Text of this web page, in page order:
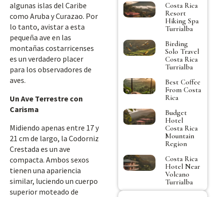
algunas islas del Caribe
como Aruba y Curazao. Por
lo tanto, avistar a esta
pequeña ave en las
montañas costarricenses
es un verdadero placer
para los observadores de
aves.
Un Ave Terrestre con
Carisma
Midiendo apenas entre 17 y
21 cm de largo, la Codorniz
Crestada es un ave
compacta. Ambos sexos
tienen una apariencia
similar, luciendo un cuerpo
superior moteado de
Costa Rica
Resort
Hiking Spa
Turrialba
Birding
Solo Travel
Costa Rica
Turrialba
Best Coffee
From Costa
Rica
Budget
Hotel
Costa Rica
Mountain
Region
Costa Rica
Hotel Near
Volcano
Turrialba